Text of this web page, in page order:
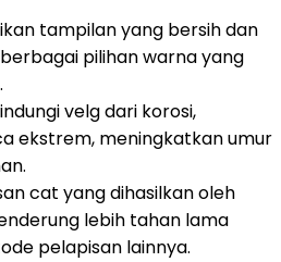
tampilan yang bersih dan
pilihan warna yang
velg dari korosi,
ekstrem, meningkatkan umur
cat yang dihasilkan oleh
lebih tahan lama
pelapisan lainnya.